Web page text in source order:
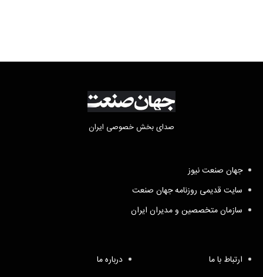
صدای بخش خصوصی ایران
جهان صنعت نیوز
سایت قدیمی روزنامه جهان صنعت
سازمان متخصصین و مدیران ایران
ارتباط با ما درباره ما